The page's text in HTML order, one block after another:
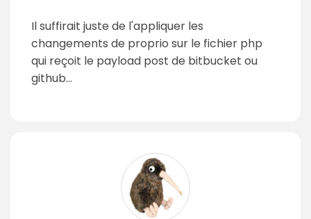
Il suffirait juste de l'appliquer les
changements de proprio sur le fichier php
qui reçoit le payload post de bitbucket ou
github...